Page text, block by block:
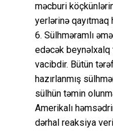
məcburi
yerlərinə qayıtmaq
6. Sülhməramlı
edəcək beynəlxalq
vacibdir. Bütün
hazırlanmış
sülhün təmin
Amerikalı
dərhal reaksiya